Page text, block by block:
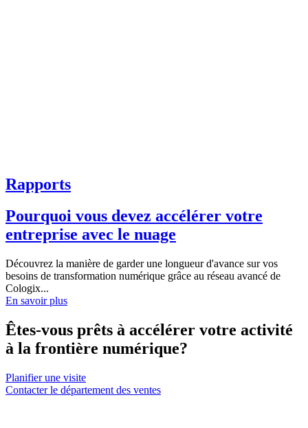
Rapports
Pourquoi vous devez accélérer votre
entreprise avec le nuage
Découvrez la manière de garder une longueur d'avance sur vos
besoins de transformation numérique grâce au réseau avancé de
Cologix...
En savoir plus
Êtes-vous prêts à accélérer votre activité
à la frontière numérique?
Planifier une visite
Contacter le département des ventes